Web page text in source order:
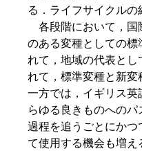
る．ライフサイクルの
各段階において，国
のある変種としての標
れて，地域の代表と
れて，標準変種と新
一方では，イギリス
らゆる良きものへの
過程を追うごとにか
て使用する機会も増え